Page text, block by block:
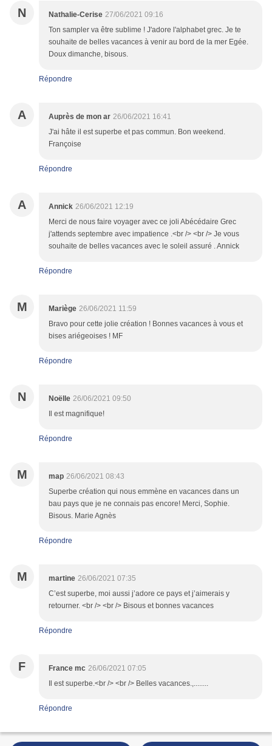
N Nathalie-Cerise 27/06/2021 09:16
Ton sampler va être sublime ! J'adore l'alphabet grec. Je te
souhaite de belles vacances à venir au bord de la mer Egée.
Doux dimanche, bisous.
Répondre
A Auprès de mon ar 26/06/2021 16:41
J'ai hâte il est superbe et pas commun. Bon weekend.
Françoise
Répondre
A Annick 26/06/2021 12:19
Merci de nous faire voyager avec ce joli Abécédaire Grec
j'attends septembre avec impatience .<br /> <br /> Je vous
souhaite de belles vacances avec le soleil assuré . Annick
Répondre
M Mariège 26/06/2021 11:59
Bravo pour cette jolie création ! Bonnes vacances à vous et
bises ariégeoises ! MF
Répondre
N Noëlle 26/06/2021 09:50
Il est magnifique!
Répondre
M map 26/06/2021 08:43
Superbe création qui nous emmène en vacances dans un
bau pays que je ne connais pas encore! Merci, Sophie.
Bisous. Marie Agnès
Répondre
M martine 26/06/2021 07:35
C’est superbe, moi aussi j’adore ce pays et j’aimerais y
retourner. <br /> <br /> Bisous et bonnes vacances
Répondre
F France mc 26/06/2021 07:05
Il est superbe.<br /> <br /> Belles vacances.,........
Répondre